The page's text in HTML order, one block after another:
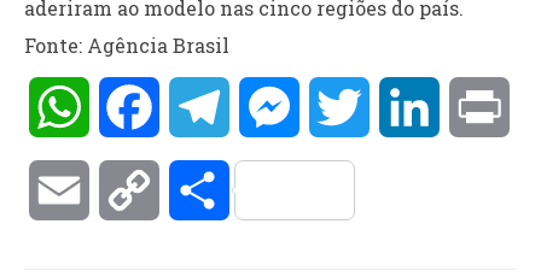
aderiram ao modelo nas cinco regiões do país.
Fonte: Agência Brasil
WhatsAppFacebookTelegramMessengerTwitter LinkedIn
Email Copy Compartilhar